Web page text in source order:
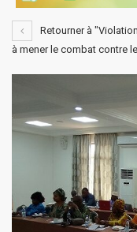
Retourner à
à mener le combat contre